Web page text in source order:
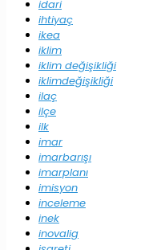
idari
ihtiyaç
ikea
iklim
iklim değişikliği
iklimdeğişikliği
ilaç
ilçe
ilk
imar
imarbarışı
imarplanı
imisyon
inceleme
inek
inovalig